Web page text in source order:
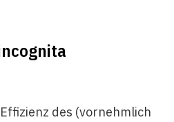
des (vornehmlich